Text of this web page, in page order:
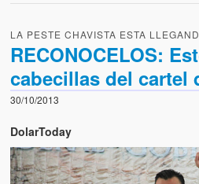
LA PESTE CHAVISTA ESTA
RECONOCELOS:
cabecillas del cartel
30/10/2013
DolarToday